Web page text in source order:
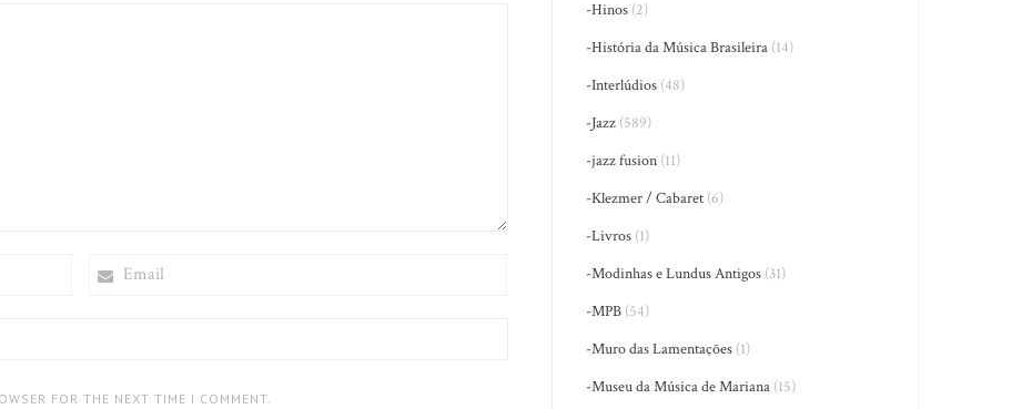
FOR THE NEXT TIME I COMMENT.
-Hinos (2)
-História da Música Brasileira (14)
-Interlúdios (48)
-Jazz (589)
-jazz fusion (11)
-Klezmer / Cabaret (6)
-Livros (1)
-Modinhas e Lundus Antigos (31)
-MPB (54)
-Muro das Lamentações (1)
-Museu da Música de Mariana (15)